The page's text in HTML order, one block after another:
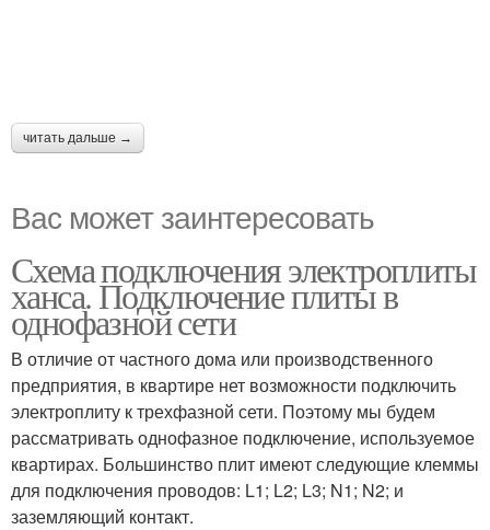
читать дальше →
Вас может заинтересовать
Схема подключения электроплиты
ханса. Подключение плиты в
однофазной сети
В отличие от частного дома или производственного
предприятия, в квартире нет возможности подключить
электроплиту к трехфазной сети. Поэтому мы будем
рассматривать однофазное подключение, используемое
квартирах. Большинство плит имеют следующие клеммы
для подключения проводов: L1; L2; L3; N1; N2; и
заземляющий контакт.